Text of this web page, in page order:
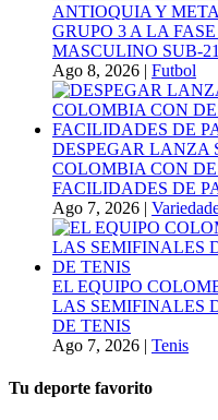
ANTIOQUIA Y
GRUPO 3 A LA
MASCULINO SUB-
Ago 8, 2026 | Futbol
DESPEGAR LANZA
COLOMBIA CON
FACILIDADES DE
Ago 7, 2026 |
EL EQUIPO
LAS SEMIFINALES
DE TENIS
Ago 7, 2026 | Tenis
Tu deporte favorito